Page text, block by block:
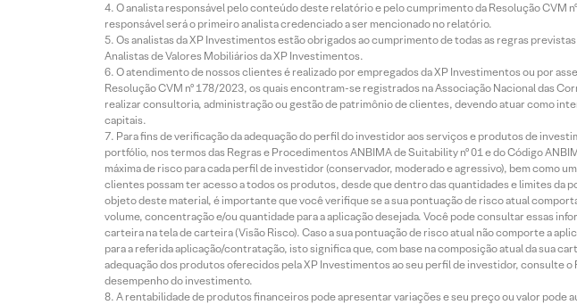
O analista responsável pelo conteúdo deste relatório e pelo cumprimento da Resolução CVM
responsável será o primeiro analista credenciado a ser mencionado no relatório.
Os analistas da XP Investimentos estão obrigados ao cumprimento de todas as regras
Analistas de Valores Mobiliários da XP Investimentos.
O atendimento de nossos clientes é realizado por empregados da XP Investimentos ou por
Resolução CVM nº 178/2023, os quais encontram-se registrados na Associação Nacional das
realizar consultoria, administração ou gestão de patrimônio de clientes, devendo atuar como
capitais.
Para fins de verificação da adequação do perfil do investidor aos serviços e produtos de
portfólio, nos termos das Regras e Procedimentos ANBIMA de Suitability nº 01 e do Código
máxima de risco para cada perfil de investidor (conservador, moderado e agressivo), bem como
clientes possam ter acesso a todos os produtos, desde que dentro das quantidades e limites
objeto deste material, é importante que você verifique se a sua pontuação de risco atual
volume, concentração e/ou quantidade para a aplicação desejada. Você pode consultar essas
carteira na tela de carteira (Visão Risco). Caso a sua pontuação de risco atual não comporte a
para a referida aplicação/contratação, isto significa que, com base na composição atual da sua
adequação dos produtos oferecidos pela XP Investimentos ao seu perfil de investidor, consulte
desempenho do investimento.
A rentabilidade de produtos financeiros pode apresentar variações e seu preço ou valor